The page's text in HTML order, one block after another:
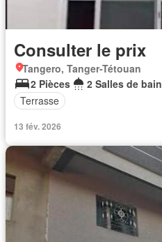
Consulter le prix
Tangero, Tanger-Tétouan
2 Pièces
2 Salles de bain
Terrasse
13 fév. 2026